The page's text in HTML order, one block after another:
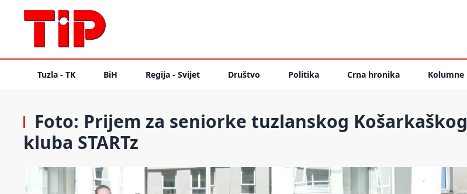
Tuzla - TK BiH Regija - Svijet Društvo Politika Crna hronika Kolumne
Foto: Prijem za seniorke tuzlanskog Košarkaškog
kluba STARTz